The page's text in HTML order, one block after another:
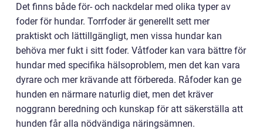
Det finns både för- och nackdelar med olika typer av
foder för hundar. Torrfoder är generellt sett mer
praktiskt och lättillgängligt, men vissa hundar kan
behöva mer fukt i sitt foder. Våtfoder kan vara bättre för
hundar med specifika hälsoproblem, men det kan vara
dyrare och mer krävande att förbereda. Råfoder kan ge
hunden en närmare naturlig diet, men det kräver
noggrann beredning och kunskap för att säkerställa att
hunden får alla nödvändiga näringsämnen.